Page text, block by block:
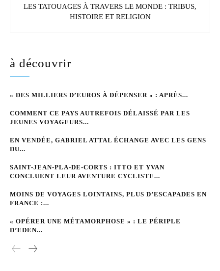
LES TATOUAGES À TRAVERS LE MONDE : TRIBUS,
HISTOIRE ET RELIGION
à découvrir
« DES MILLIERS D’EUROS À DÉPENSER » : APRÈS...
COMMENT CE PAYS AUTREFOIS DÉLAISSÉ PAR LES
JEUNES VOYAGEURS...
EN VENDÉE, GABRIEL ATTAL ÉCHANGE AVEC LES GENS
DU...
SAINT-JEAN-PLA-DE-CORTS : ITTO ET YVAN
CONCLUENT LEUR AVENTURE CYCLISTE...
MOINS DE VOYAGES LOINTAINS, PLUS D’ESCAPADES EN
FRANCE :...
« OPÉRER UNE MÉTAMORPHOSE » : LE PÉRIPLE
D’EDEN...